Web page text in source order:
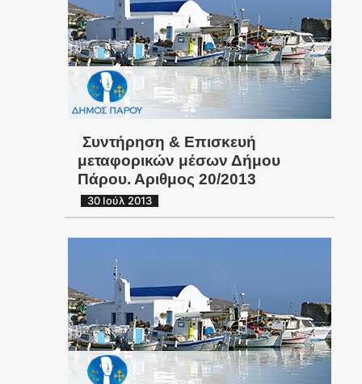
Συντήρηση & Επισκευή
μεταφορικών μέσων Δήμου
Πάρου. Αριθμος 20/2013
30 Ιούλ 2013